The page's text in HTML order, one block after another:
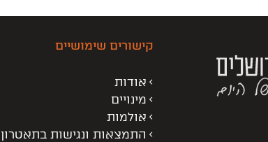
קישורים שימושיים
אודות
מינויים
אולמות
התמצאות ונגישות בתאטרון